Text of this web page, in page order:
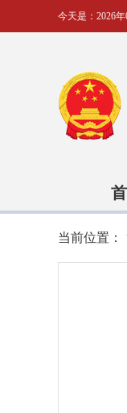
今天是： 2026
当前位置：